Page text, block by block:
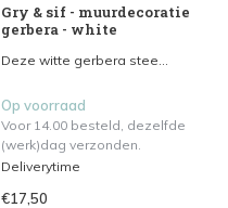
Gry & sif - muurdecoratie
gerbera - white
Deze witte gerbera stee...
Op voorraad
Voor 14.00 besteld, dezelfde
(werk)dag verzonden.
Deliverytime
€17,50